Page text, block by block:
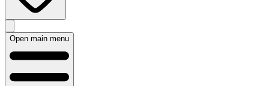
Open main menu